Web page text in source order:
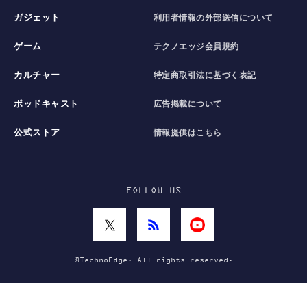
ガジェット
ゲーム
カルチャー
ポッドキャスト
公式ストア
利用者情報の外部送信について
テクノエッジ会員規約
特定商取引法に基づく表記
広告掲載について
情報提供はこちら
FOLLOW US
©TechnoEdge. All rights reserved.